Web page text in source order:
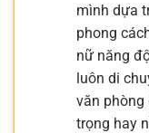
mình dựa
phong
nữ năng
luôn di
văn phòng
trọng hay